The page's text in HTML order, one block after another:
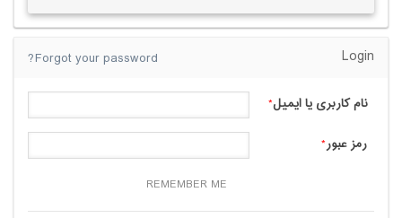
Login
Forgot your password?
نام کاربری یا ایمیل*
رمز عبور*
REMEMBER ME